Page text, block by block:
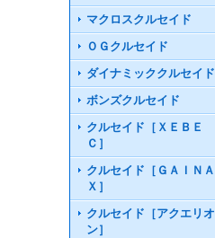
マクロスクルセイド
ＯＧクルセイド
ダイナミッククルセイド
ボンズクルセイド
クルセイド［ＸＥＢＥ
Ｃ］
クルセイド［ＧＡＩＮＡ
Ｘ］
クルセイド［アクエリオ
ン］